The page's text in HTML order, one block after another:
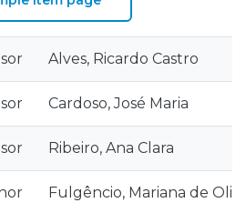
Alves, Ricardo Castro
Cardoso, José Maria
Ribeiro, Ana Clara
Fulgêncio, Mariana de